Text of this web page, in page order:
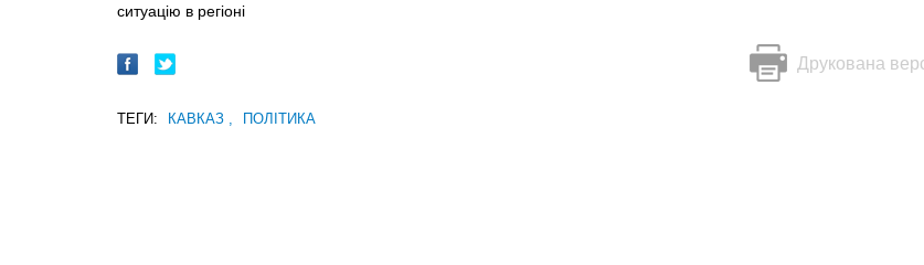
ситуацію в регіоні
Друкована
ТЕГИ: КАВКАЗ ПОЛІТИКА